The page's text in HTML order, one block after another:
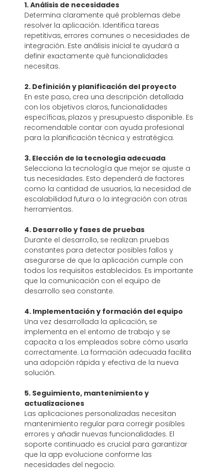
1. Análisis de necesidades
Determina claramente qué problemas debe
resolver la aplicación. Identifica tareas
repetitivas, errores comunes o necesidades de
integración. Este análisis inicial te ayudará a
definir exactamente qué funcionalidades
necesitas.
2. Definición y planificación del proyecto
En este paso, crea una descripción detallada
con los objetivos claros, funcionalidades
específicas, plazos y presupuesto disponible. Es
recomendable contar con ayuda profesional
para la planificación técnica y estratégica.
3. Elección de la tecnología adecuada
Selecciona la tecnología que mejor se ajuste a
tus necesidades. Esto dependerá de factores
como la cantidad de usuarios, la necesidad de
escalabilidad futura o la integración con otras
herramientas.
4. Desarrollo y fases de pruebas
Durante el desarrollo, se realizan pruebas
constantes para detectar posibles fallos y
asegurarse de que la aplicación cumple con
todos los requisitos establecidos. Es importante
que la comunicación con el equipo de
desarrollo sea constante.
4. Implementación y formación del equipo
Una vez desarrollada la aplicación, se
implementa en el entorno de trabajo y se
capacita a los empleados sobre cómo usarla
correctamente. La formación adecuada facilita
una adopción rápida y efectiva de la nueva
solución.
5. Seguimiento, mantenimiento y
actualizaciones
Las aplicaciones personalizadas necesitan
mantenimiento regular para corregir posibles
errores y añadir nuevas funcionalidades. El
soporte continuado es crucial para garantizar
que la app evolucione conforme las
necesidades del negocio.